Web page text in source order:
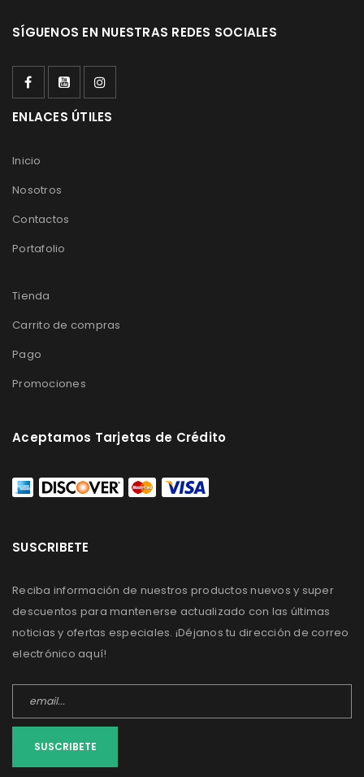
SÍGUENOS EN NUESTRAS REDES SOCIALES
ENLACES ÚTILES
Inicio
Nosotros
Contactos
Portafolio
Tienda
Carrito de compras
Pago
Promociones
Aceptamos Tarjetas de Crédito
SUSCRIBETE
Reciba información de nuestros productos nuevos y super
descuentos para mantenerse actualizado con las últimas
noticias y ofertas especiales. ¡Déjanos tu dirección de correo
electrónico aquí!
SUSCRIBETE